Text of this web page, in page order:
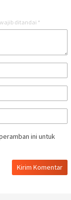
ditandai *
ini untuk